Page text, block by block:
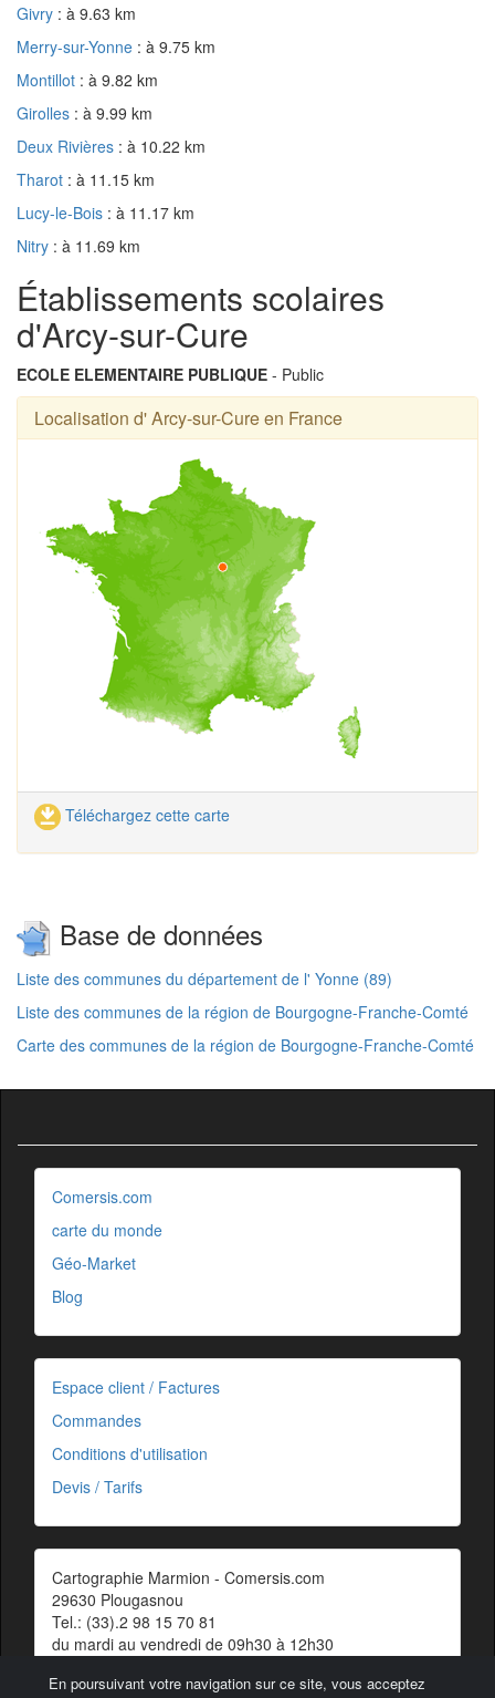
Givry : à 9.63 km
Merry-sur-Yonne : à 9.75 km
Montillot : à 9.82 km
Girolles : à 9.99 km
Deux Rivières : à 10.22 km
Tharot : à 11.15 km
Lucy-le-Bois : à 11.17 km
Nitry : à 11.69 km
Établissements scolaires
d'Arcy-sur-Cure
ECOLE ELEMENTAIRE PUBLIQUE - Public
Localisation d' Arcy-sur-Cure en France
Téléchargez cette carte
Base de données
Liste des communes du département de l' Yonne (89)
Liste des communes de la région de Bourgogne-Franche-Comté
Carte des communes de la région de Bourgogne-Franche-Comté
En poursuivant votre navigation sur ce site, vous acceptez
Comersis.com
carte du monde
Géo-Market
Blog
Espace client / Factures
Commandes
Conditions d'utilisation
Devis / Tarifs
Cartographie Marmion - Comersis.com
29630 Plougasnou
Tel.: (33).2 98 15 70 81
du mardi au vendredi de 09h30 à 12h30